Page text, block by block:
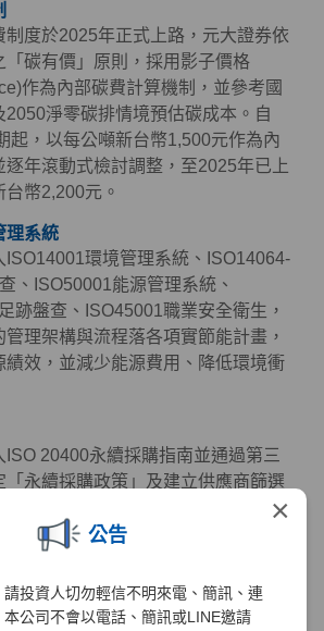
×
公告
投資人切勿輕信不明來電、簡訊、連
公司不會以電話、簡訊或LINE邀請
制度於2025年正式上路，元大證券依
「碳有價」原則，採用影子價格
作為內部碳費計算機制，並參考國
2050淨零碳排情境預估碳成本。自
起，以每公噸新台幣1,500元作為內
逐年滾動式檢討調整，至2025年已上
幣2,200元。
理系統
ISO14001環境管理系統、ISO14064-
、ISO50001能源管理系統、
跡盤查、ISO45001職業安全衛生，
理架構與流程落各項實節能計畫，
績效，並減少能源費用、降低環境衝
ISO 20400永續採購指南並通過第三
「永續採購政策」及建立供應商篩選
定期檢視供應商永續作為，同時參考
人權宣言》、《聯合國全球盟約》及
環境、社會及治理（ESG）」三面
續理念深植於採購實務中。